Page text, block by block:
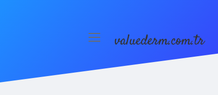
menüyüvaluederm.com.tr